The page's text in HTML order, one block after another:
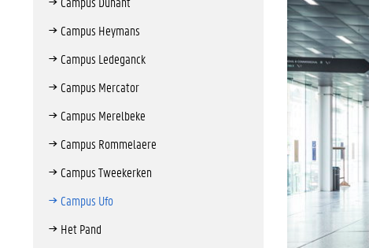
Campus Heymans
Campus Ledeganck
Campus Mercator
Campus Merelbeke
Campus Rommelaere
Campus Tweekerken
Campus Ufo
Het Pand